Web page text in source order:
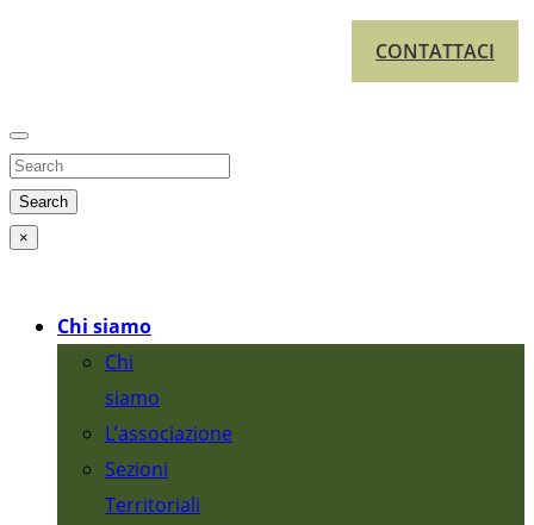
CONTATTACI
Search
×
Chi siamo
Chi
siamo
L’associazione
Sezioni
Territoriali